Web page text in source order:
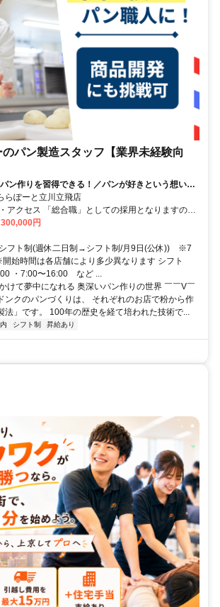
パン製造スタッフ【業界未経験向
ン作りを習得できる！／パンが好きという想いを
らぽーと立川立飛店
ャリア形成のための職種変更や、 転居を伴う異動
配属店舗について
勤務地をお伺いの上、可能な限り考慮いたします
の欠員状況を総合的に勘案し、最終決定させてい
舗異動の可能性がございます。 ただし、その際は
希望を確認しながら、 最終的に異動先の決定をさ
店舗最寄駅から徒歩
んどです。 ※一部郊外の店舗もあります。 ※詳し
合せください。
円
フト制(週休二日制→シフト制/月9日(公休)) ※7
始時間は各店舗により多少異なります シフト
・7:00〜16:00 など ...
けて夢中になれる 奥深いパン作りの世界 ￣￣V￣
ンクのパンづくりは、 それぞれのお店で粉から作
法」です。 100年の歴史を経て培われた技術で...
シフト制 昇給あり